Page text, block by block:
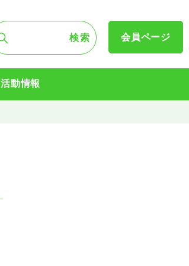
会員ページ
活動情報